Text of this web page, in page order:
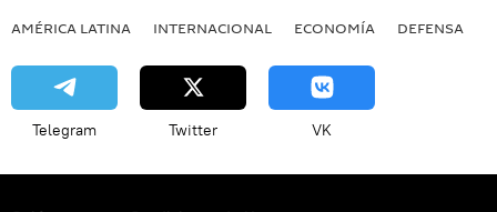
AMÉRICA LATINA INTERNACIONAL ECONOMÍA DEFENSA
Telegram Twitter VK